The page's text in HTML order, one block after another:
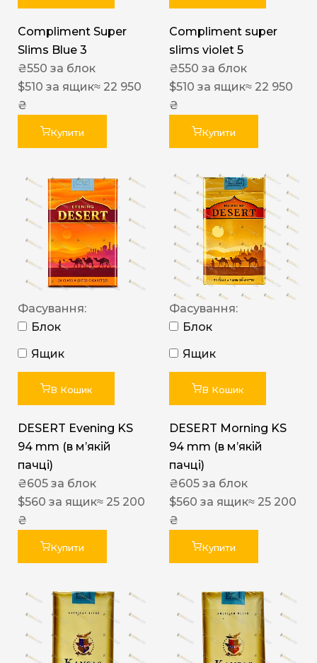
Compliment Super
Slims Blue 3
₴550 за блок
$510 за ящик≈ 22 950
₴
Купити
Compliment super
slims violet 5
₴550 за блок
$510 за ящик≈ 22 950
₴
Купити
Фасування:
Блок
Ящик
В Кошик
DESERT Evening KS
94 mm (в мʼякій
пачці)
₴605 за блок
$560 за ящик≈ 25 200
₴
Купити
Фасування:
Блок
Ящик
В Кошик
DESERT Morning KS
94 mm (в мʼякій
пачці)
₴605 за блок
$560 за ящик≈ 25 200
₴
Купити